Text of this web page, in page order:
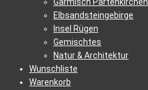
Elbsandsteingebirge
Insel Rügen
Gemischtes
Natur & Architektur
Wunschliste
Warenkorb